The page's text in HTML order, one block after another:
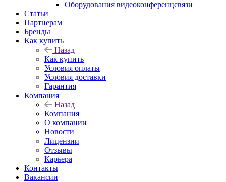
Оборудования видеоконференцсвязи
Статьи
Партнерам
Бренды
Как купить
Назад
Как купить
Условия оплаты
Условия доставки
Гарантия
Компания
Назад
Компания
О компании
Новости
Лицензии
Отзывы
Карьера
Контакты
Вакансии